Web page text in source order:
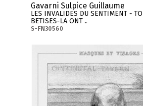
Gavarni Sulpice Guillaume
LES INVALIDES DU SENTIMENT -
BETISES-LA ONT ..
S-FN30560